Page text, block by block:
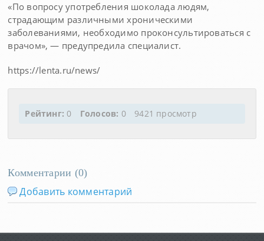
«По вопросу употребления шоколада людям,
страдающим различными хроническими
заболеваниями, необходимо проконсультироваться с
врачом», — предупредила специалист.
https://lenta.ru/news/
Рейтинг:0 Голосов: 0 9421 просмотр
Комментарии (0)
Добавить комментарий